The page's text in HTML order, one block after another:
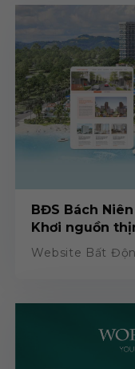
Website Bất
BĐS Bách
Khơi nguồn